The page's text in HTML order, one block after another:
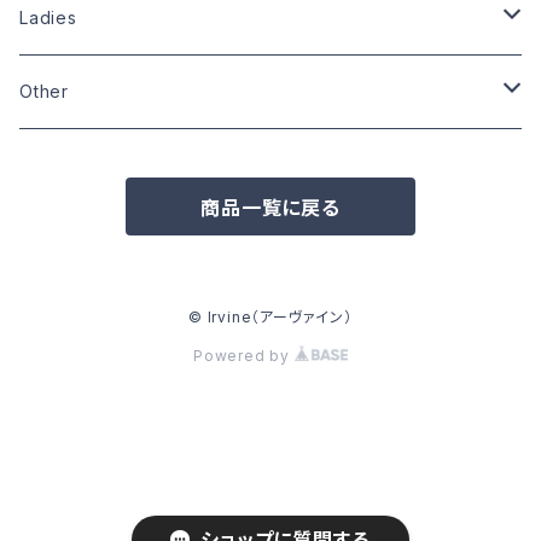
Size:S
Size:S
Size:M
Size:L
Size:L
Size:M
Ladies
Other
Other
商品一覧に戻る
© Irvine（アーヴァイン）
Powered by